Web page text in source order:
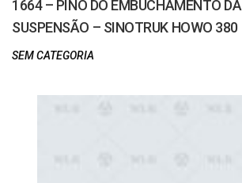
1664 – PINO DO EMBUCHAMENTO DA
SUSPENSÃO – SINOTRUK HOWO 380
SEM CATEGORIA